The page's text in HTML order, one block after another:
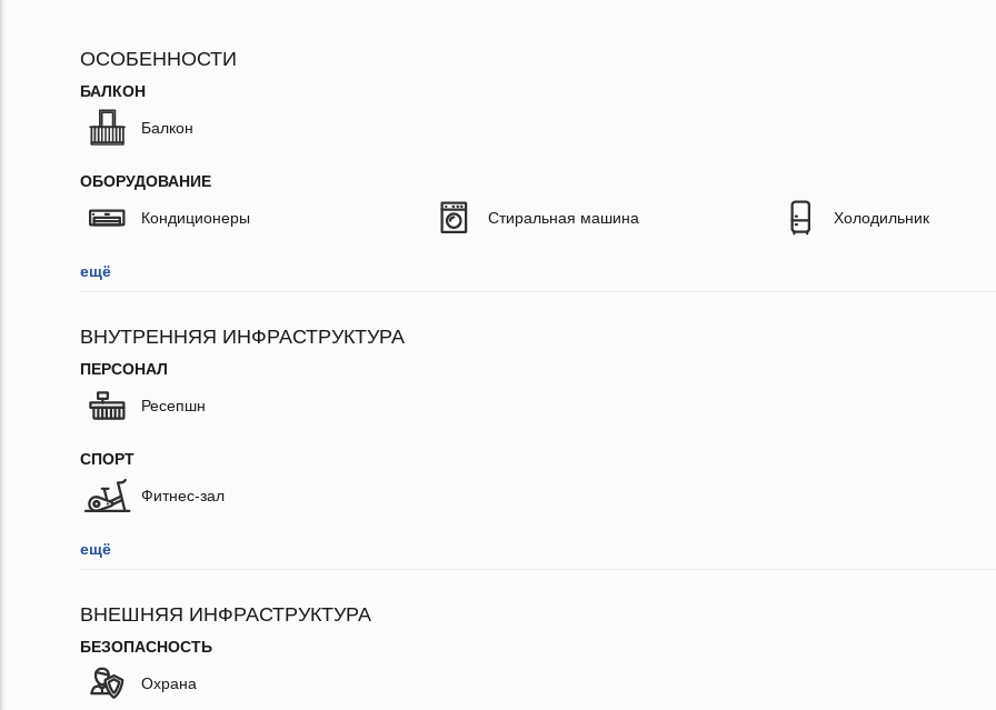
ОСОБЕННОСТИ
БАЛКОН
Балкон
ОБОРУДОВАНИЕ
Кондиционеры Стиральная машина Холодильник
ещё
ВНУТРЕННЯЯ ИНФРАСТРУКТУРА
ПЕРСОНАЛ
Ресепшн
СПОРТ
Фитнес-зал
ещё
ВНЕШНЯЯ ИНФРАСТРУКТУРА
БЕЗОПАСНОСТЬ
Охрана